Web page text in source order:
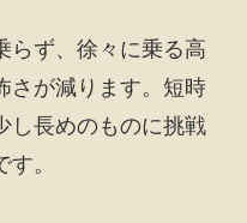
らず、徐々に乗る高
さが減ります。短時
し長めのものに挑戦
。